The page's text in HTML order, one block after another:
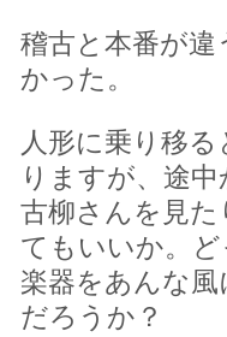
稽古と本番が
かった。
人形に乗り移
りますが、途
古柳さんを見
てもいいか。
楽器をあんな
だろうか？